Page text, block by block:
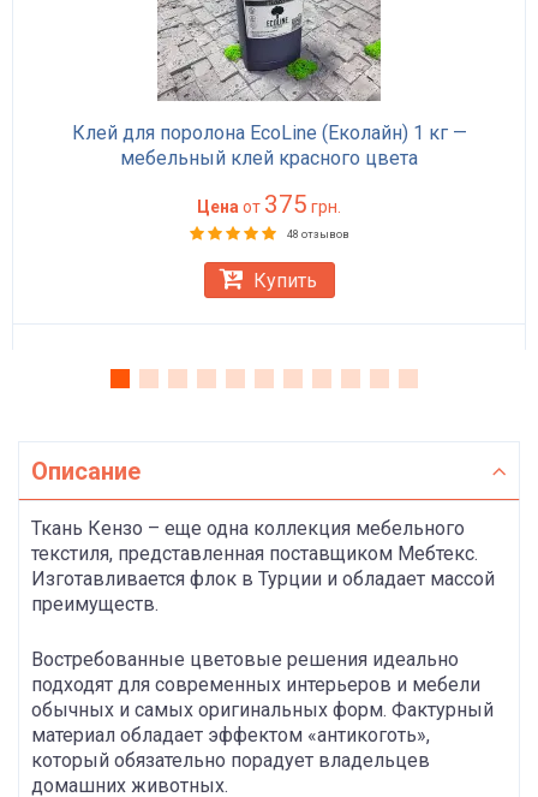
Клей для поролона EcoLine (Еколайн) 1 кг —
мебельный клей красного цвета
Цена от 375 грн.
48 отзывов
Купить
Описание
Ткань Кензо – еще одна коллекция мебельного
текстиля, представленная поставщиком Мебтекс.
Изготавливается флок в Турции и обладает массой
преимуществ.
Востребованные цветовые решения идеально
подходят для современных интерьеров и мебели
обычных и самых оригинальных форм. Фактурный
материал обладает эффектом «антикоготь»,
который обязательно порадует владельцев
домашних животных.